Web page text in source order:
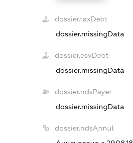
dossier.taxDebt
dossier.missingData
dossier.esvDebt
dossier.missingData
dossier.ndsPayer
dossier.missingData
dossier.ndsAnnul